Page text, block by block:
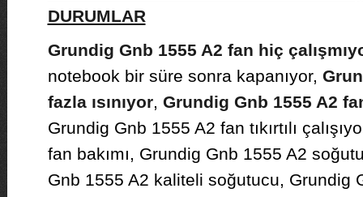
DURUMLAR
Grundig Gnb 1555 A2 fan hiç
notebook bir süre sonra kapanıyor,
fazla ısınıyor, Grundig Gnb 1555 A2
Grundig Gnb 1555 A2 fan tıkırtılı
fan bakımı, Grundig Gnb 1555 A2
Gnb 1555 A2 kaliteli soğutucu, Grundig